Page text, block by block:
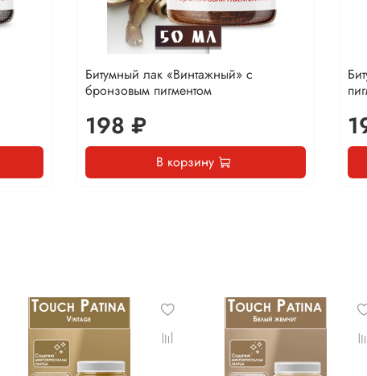
Битумный лак «Винтажный» с
бронзовым пигментом
198 ₽
В корзину